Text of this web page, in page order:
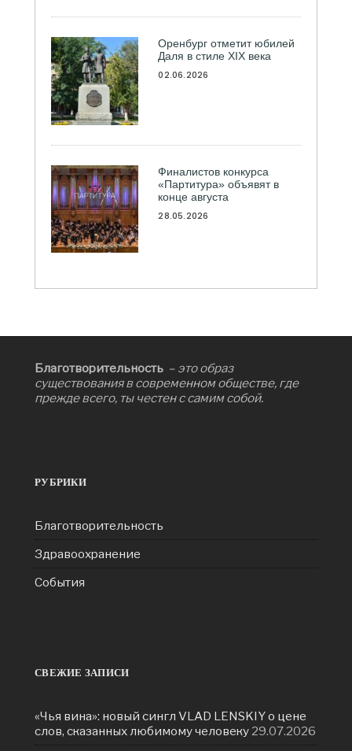
Оренбург отметит юбилей
Даля в стиле XIX века
02.06.2026
Финалистов конкурса
«Партитура» объявят в
конце августа
28.05.2026
Благотворительность – это образ
существования в современном обществе, где
прежде всего, ты честен с самим собой.
РУБРИКИ
Благотворительность
Здравоохранение
События
СВЕЖИЕ ЗАПИСИ
«Чья вина»: новый сингл VLAD LENSKIY о цене
слов, сказанных любимому человеку29.07.2026